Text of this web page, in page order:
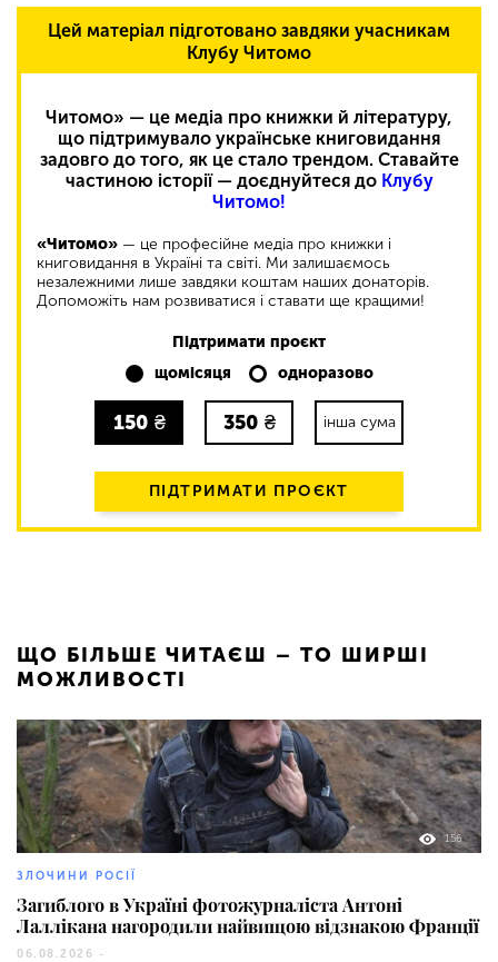
Цей матеріал підготовано завдяки учасникам
Клубу Читомо
Читомо» — це медіа про книжки й літературу,
що підтримувало українське книговидання
задовго до того, як це стало трендом. Ставайте
частиною історії — доєднуйтеся до Клубу
Читомо!
«Читомо» — це професійне медіа про книжки і
книговидання в Україні та світі. Ми залишаємось
незалежними лише завдяки коштам наших донаторів.
Допоможіть нам розвиватися і ставати ще кращими!
Підтримати проєкт
щомісяця
одноразово
150 ₴ 350 ₴ інша сума
ПІДТРИМАТИ ПРОЄКТ
ЩО БІЛЬШЕ ЧИТАЄШ – ТО ШИРШІ
МОЖЛИВОСТІ
156
ЗЛОЧИНИ РОСІЇ
Загиблого в Україні фотожурналіста Антоні
Лаллікана нагородили найвищою відзнакою Франції
06.08.2026 -